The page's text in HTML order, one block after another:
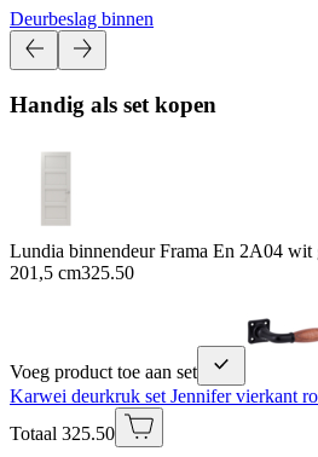
Deurbeslag binnen
Handig als set kopen
Lundia binnendeur Frama En 2A04 wit
201,5 cm325.50
Voeg product toe aan set
Karwei deurkruk set Jennifer vierkant
Totaal 325.50